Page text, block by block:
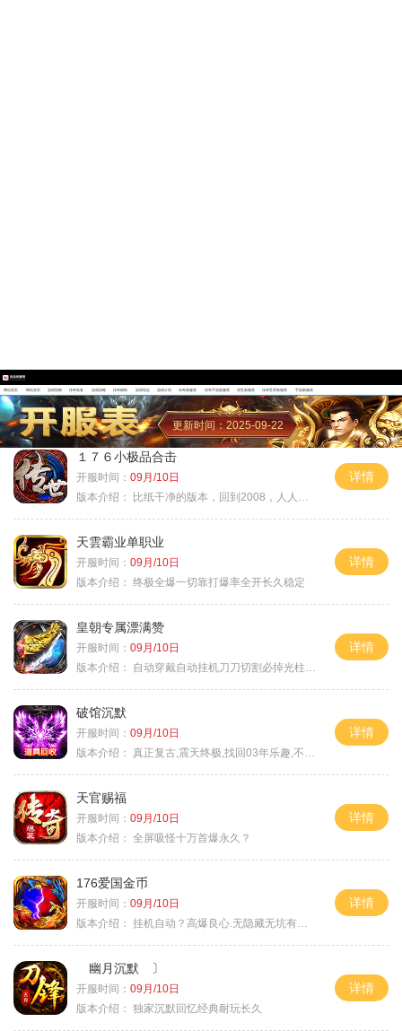
网站首页 网站首页 游戏指南 传奇装备 游戏攻略 传奇辅助 游戏综合 游戏介绍 传奇新服表 传奇手游新服表 传世新服表 传奇世界新服表 手游新服表
更新时间：2025-09-22
１７６小极品合击
开服时间： 09月/10日
版本介绍：
比纸干净的版本，回到2008，人人平等
详情
天雲霸业单职业
开服时间： 09月/10日
版本介绍： 终极全爆一切靠打爆率全开长久稳定
详情
皇朝专属漂满赞
开服时间： 09月/10日
版本介绍：
自动穿戴自动挂机刀刀切割必掉光柱自动
详情
破馆沉默
开服时间： 09月/10日
版本介绍： 真正复古,震天终极,找回03年乐趣,不搞花里胡
详情
天官赐福
开服时间： 09月/10日
版本介绍： 全屏吸怪十万首爆永久？
详情
176爱国金币
开服时间： 09月/10日
版本介绍： 挂机自动？高爆良心.无隐藏无坑有时间就是
详情
幽月沉默 〕
开服时间： 09月/10日
版本介绍： 独家沉默回忆经典耐玩长久
详情